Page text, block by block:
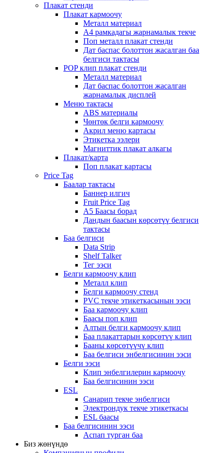
Плакат стенди
Плакат кармоочу
Металл материал
А4 рамкадагы жарнамалык текче
Поп металл плакат стенди
Дат баспас болоттон жасалган баа
белгиси тактасы
POP клип плакат стенди
Металл материал
Дат баспас болоттон жасалган
жарнамалык дисплей
Меню тактасы
ABS материалы
Чөнтөк белги кармоочу
Акрил меню картасы
Этикетка ээлери
Магниттик плакат алкагы
Плакат/карта
Поп плакат картасы
Price Tag
Баалар тактасы
Баннер илгич
Fruit Price Tag
A5 Баасы борад
Дандын баасын көрсөтүү белгиси
тактасы
Баа белгиси
Data Strip
Shelf Talker
Тег ээси
Белги кармоочу клип
Металл клип
Белги кармоочу стенд
PVC текче этикеткасынын ээси
Баа кармоочу клип
Баасы поп клип
Алтын белги кармоочу клип
Баа плакаттарын көрсөтүү клип
Бааны көрсөтүүчү клип
Баа белгиси энбелгисинин ээси
Белги ээси
Клип энбелгилерин кармоочу
Баа белгисинин ээси
ESL
Санарип текче энбелгиси
Электрондук текче этикеткасы
ESL баасы
Баа белгисинин ээси
Аспап турган баа
Биз жөнүндө